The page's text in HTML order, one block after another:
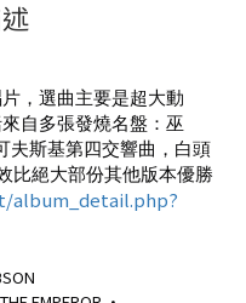
，選曲主要是超大動
自多張發燒名盤：巫
夫斯基第四交響曲，白頭
比絕大部份其他版本優勝
album_detail.php?